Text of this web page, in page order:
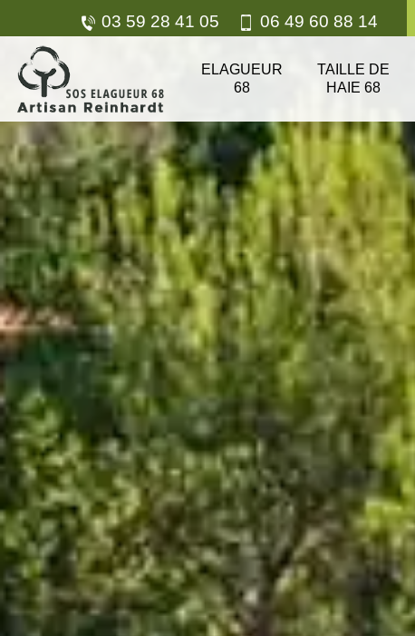
03 59 28 41 05 06 49 60 88 14
ELAGUEUR
68
TAILLE DE
HAIE 68